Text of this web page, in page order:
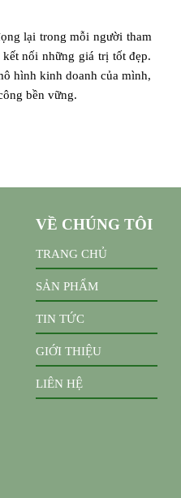
lại trong mỗi người tham
nối những giá trị tốt đẹp.
hình kinh doanh của mình,
bền vững.
VỀ CHÚNG TÔI
TRANG CHỦ
SẢN PHẨM
TIN TỨC
GIỚI THIỆU
LIÊN HỆ